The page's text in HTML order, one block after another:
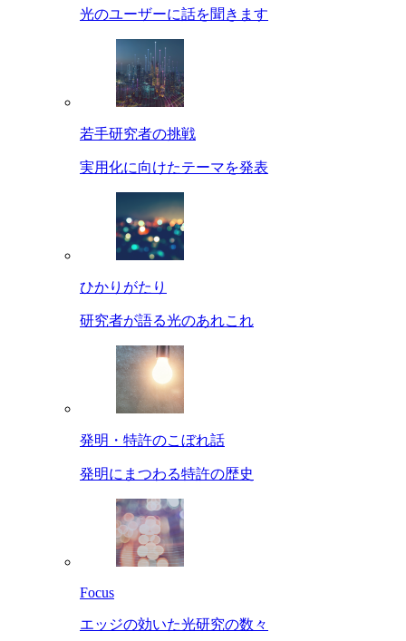
光のユーザーに話を聞きます
若手研究者の挑戦
実用化に向けたテーマを発表
ひかりがたり
研究者が語る光のあれこれ
発明・特許のこぼれ話
発明にまつわる特許の歴史
Focus
エッジの効いた光研究の数々